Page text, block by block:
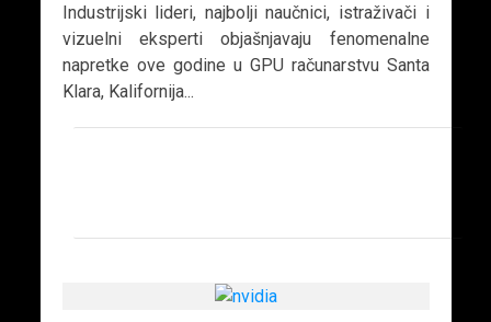
Industrijski lideri, najbolji naučnici, istraživači i
vizuelni eksperti objašnjavaju fenomenalne
napretke ove godine u GPU računarstvu Santa
Klara, Kalifornija...